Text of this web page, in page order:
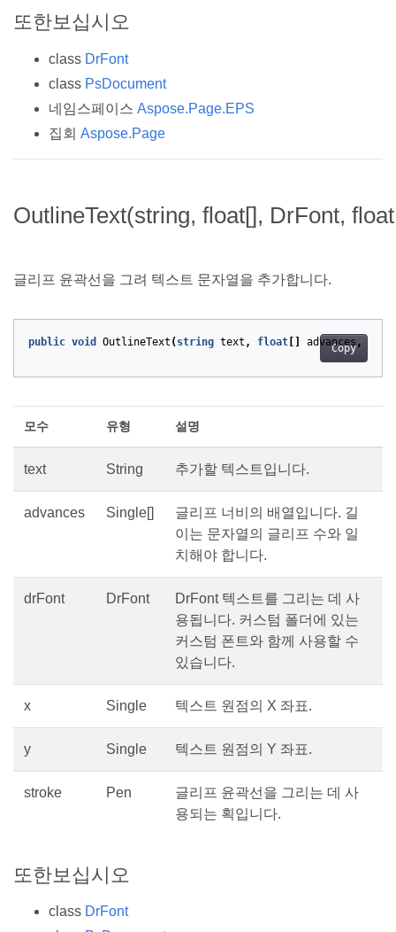
또한보십시오
class DrFont
class PsDocument
네임스페이스 Aspose.Page.EPS
집회 Aspose.Page
OutlineText(string, float[], DrFont,
글리프 윤곽선을 그려 텍스트 문자열을 추가합니다.
Copy
public void OutlineText (string text , float [] advances ,
모수 유형 설명
text String 추가할 텍스트입니다.
advances Single[]
글리프 너비의 배열입니다. 길
이는 문자열의 글리프 수와 일
치해야 합니다.
drFont DrFont
DrFont 텍스트를 그리는 데 사
용됩니다. 커스텀 폴더에 있는
커스텀 폰트와 함께 사용할 수
있습니다.
x Single 텍스트 원점의 X 좌표.
y Single 텍스트 원점의 Y 좌표.
stroke Pen
글리프 윤곽선을 그리는 데 사
용되는 획입니다.
또한보십시오
class DrFont